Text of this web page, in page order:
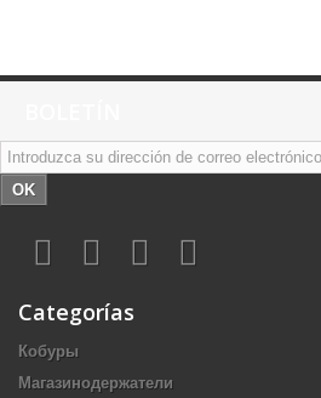
OK
Categorías
Кобуры
Магазинодержатели